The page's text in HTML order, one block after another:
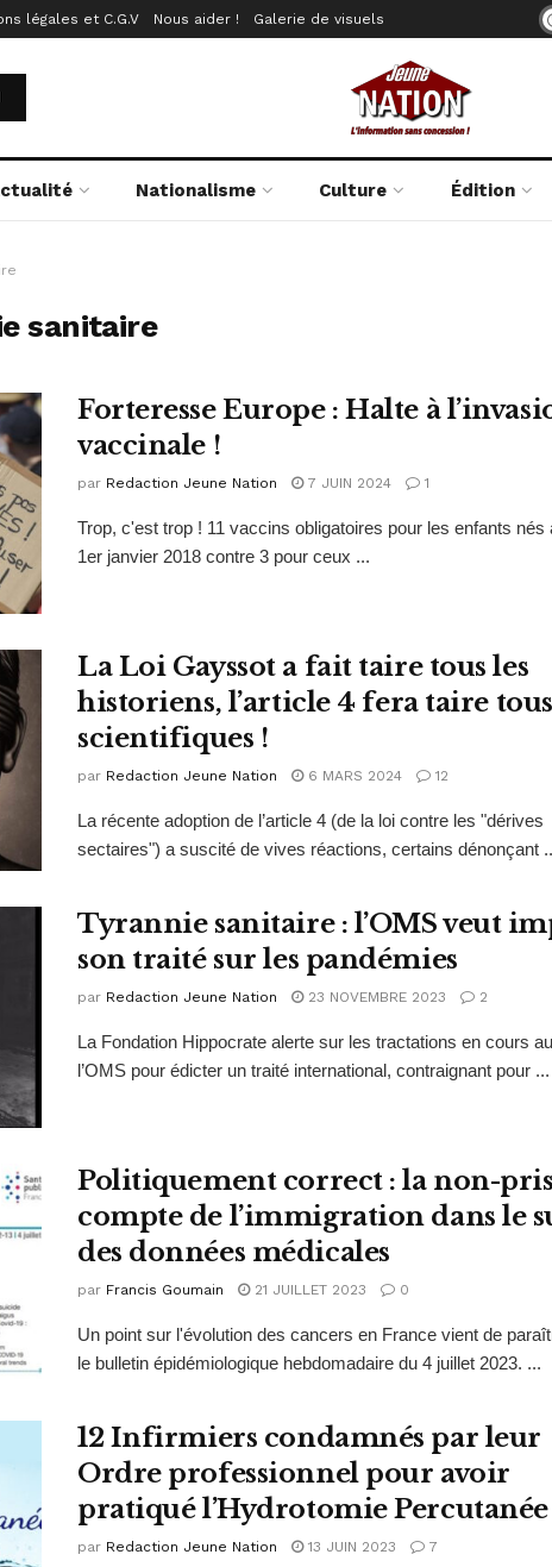
légales et C.G.V Nous aider ! Galerie de visuels
Nationalisme Culture Édition
sanitaire
Forteresse Europe : Halte à
vaccinale !
par Redaction Jeune Nation 7 JUIN 2024 1
Trop, c'est trop ! 11 vaccins obligatoires pour les enfants nés
1er janvier 2018 contre 3 pour ceux ...
La Loi Gayssot a fait taire tous les
historiens, l’article 4 fera taire
scientifiques !
par Redaction Jeune Nation 6 MARS 2024 12
La récente adoption de l’article 4 (de la loi contre les "dérives
sectaires") a suscité de vives réactions, certains dénonçant
Tyrannie sanitaire : l’OMS veut
son traité sur les pandémies
par Redaction Jeune Nation 23 NOVEMBRE 2023 2
La Fondation Hippocrate alerte sur les tractations en cours
l’OMS pour édicter un traité international, contraignant pour ...
Politiquement correct : la non-
compte de l’immigration dans le
des données médicales
par Francis Goumain 21 JUILLET 2023 0
Un point sur l'évolution des cancers en France vient de
le bulletin épidémiologique hebdomadaire du 4 juillet 2023. ...
12 Infirmiers condamnés par leur
Ordre professionnel pour avoir
pratiqué l’Hydrotomie Percutanée
par Redaction Jeune Nation 13 JUIN 2023 7